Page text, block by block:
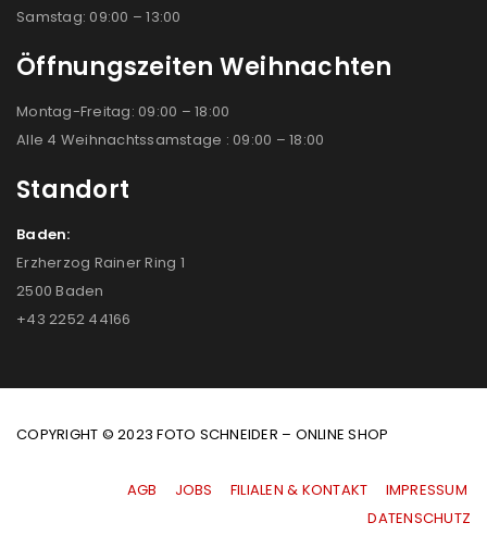
Samstag: 09:00 – 13:00
Öffnungszeiten Weihnachten
Montag-Freitag: 09:00 – 18:00
Alle 4 Weihnachtssamstage : 09:00 – 18:00
Standort
Baden:
Erzherzog Rainer Ring 1
2500 Baden
+43 2252 44166
COPYRIGHT © 2023 FOTO SCHNEIDER – ONLINE SHOP
AGB JOBS FILIALEN & KONTAKT
IMPRESSUM
|DATENSCHUTZ